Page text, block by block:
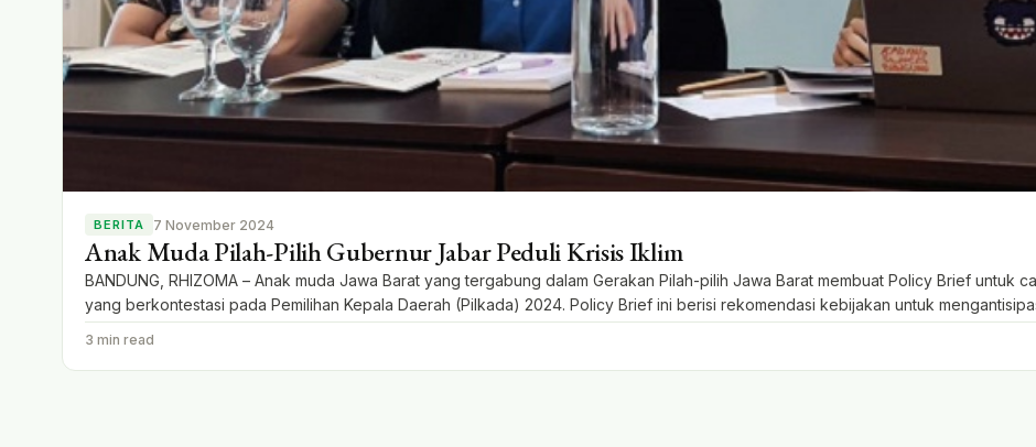
BERITA 7 November 2024
Anak Muda Pilah-Pilih Gubernur Jabar Peduli Krisis Iklim
BANDUNG, RHIZOMA – Anak muda Jawa Barat yang tergabung dalam Gerakan Pilah-pilih Jawa Barat membuat Policy Brief untuk
yang berkontestasi pada Pemilihan Kepala Daerah (Pilkada) 2024. Policy Brief ini berisi rekomendasi kebijakan untuk
digunakan oleh gubernur terpilih. Penulisan rekomendasi ini dilatarbelakangi oleh […]
3 min read